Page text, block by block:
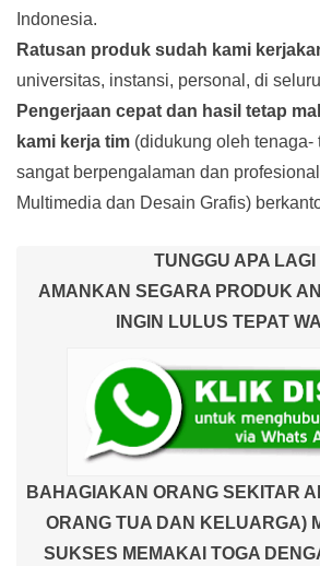
Indonesia.
Ratusan produk sudah kami
universitas, instansi, personal, di
Pengerjaan cepat dan hasil tetap
kami kerja tim (didukung oleh tenaga-
sangat berpengalaman dan
Multimedia dan Desain Grafis)
TUNGGU APA LAGI
AMANKAN SEGARA PRODUK
INGIN LULUS TEPAT
BAHAGIAKAN ORANG SEKITAR
ORANG TUA DAN KELUARGA)
SUKSES MEMAKAI TOGA